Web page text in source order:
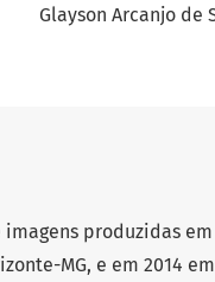
Glayson Arcanjo de
produzidas
MG, e em 2014